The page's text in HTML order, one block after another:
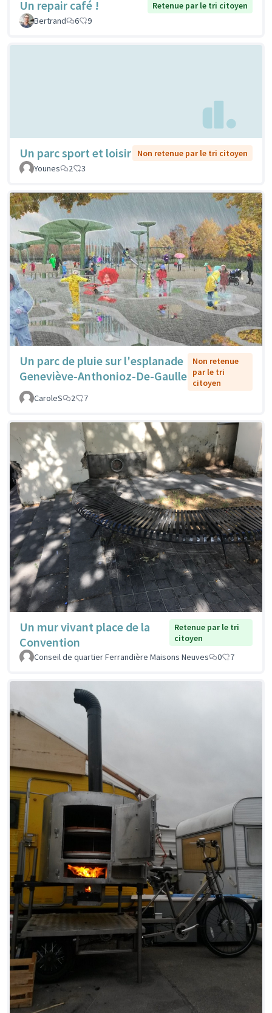
Un repair café !
Retenue par le tri citoyen
Bertrand
6 9
Un parc sport et loisir
Non retenue par le tri citoyen
Younes
2 3
Un parc de pluie sur l'esplanade
Geneviève-Anthonioz-De-Gaulle
Non retenue
par le tri
citoyen
CaroleS
2 7
Un mur vivant place de la
Convention
Retenue par le tri
citoyen
Conseil de quartier Ferrandière Maisons Neuves
0 7